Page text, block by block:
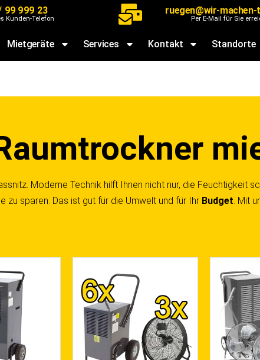
99 999 23
Kunden-Telefon
ruegen@wir-
Per E-Mail für Sie
Mietgeräte Services Kontakt Standorte
Moderne Technik hilft Ihnen nicht nur, die Feuchtigkeit
zu sparen. Das ist gut für die Umwelt und für Ihr Budget. Mit